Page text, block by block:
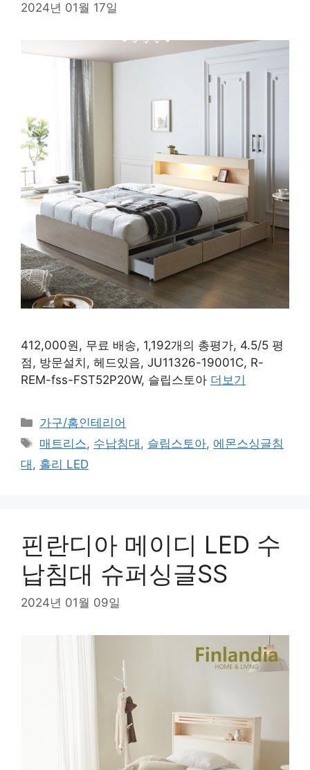
2024년 01월 17일
412,000원, 무료 배송, 1,192개의 총평가, 4.5/5 평
점, 방문설치, 헤드있음, JU11326-19001C, R-
REM-fss-FST52P20W, 슬립스토아 더보기
카
테
리
가구/홈인테리어
태
그
매트리스, 수납침대 , 슬립스토아, 에몬스싱글침
대 , 홀리 LED
핀란디아 메이디 LED 수
납침대 슈퍼싱글SS
2024년 01월 09일